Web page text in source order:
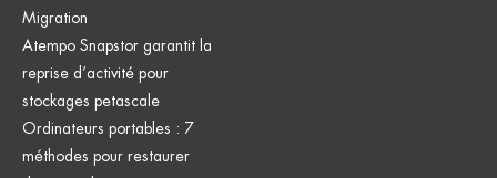
Migration
Atempo Snapstor garantit la
reprise d’activité pour
stockages petascale
Ordinateurs portables : 7
méthodes pour restaurer